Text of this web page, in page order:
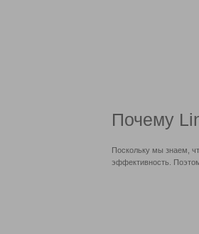
Почему
Поскольку мы знаем,
эффективность.